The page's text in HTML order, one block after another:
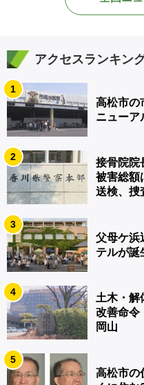
アクセスランキン
1
高松市
ニューア
2
接骨院院
被害総
送検、捜
3
父母ケ浜
テルが
4
土木・解
改善命
岡山
5
高松市